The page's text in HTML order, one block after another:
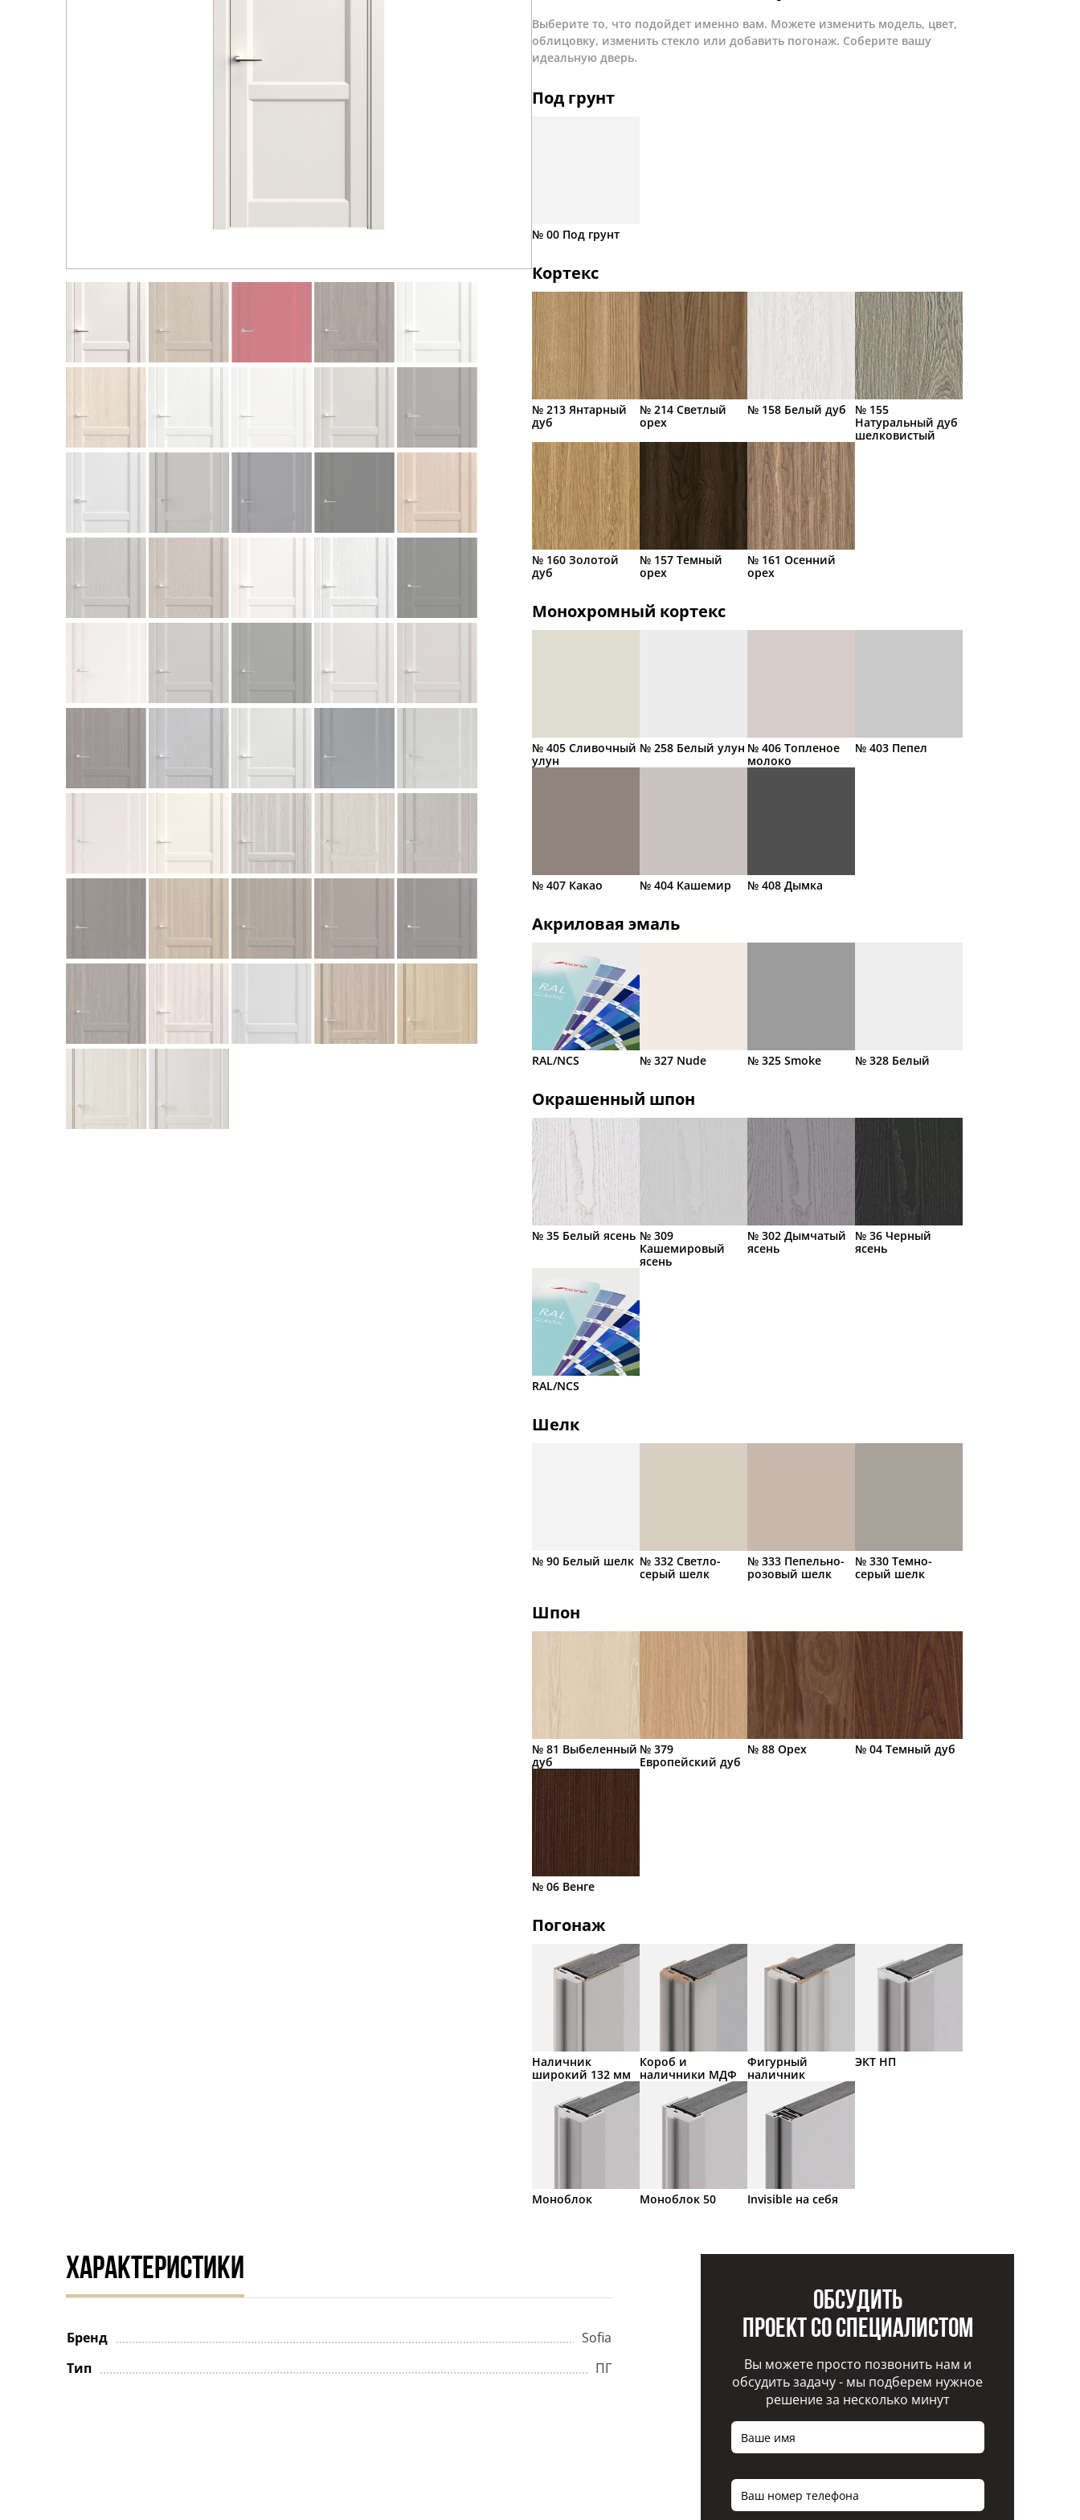
Выберите то, что подойдет именно вам. Можете изменить модель, цвет,
облицовку, изменить стекло или добавить погонаж. Соберите вашу
идеальную дверь.
Под грунт
№ 00 Под грунт
Кортекс
№ 213 Янтарный
дуб
№ 214 Светлый
орех
№ 158 Белый дуб
№ 155
Натуральный дуб
шелковистый
№ 160 Золотой
дуб
№ 157 Темный
орех
№ 161 Осенний
орех
Монохромный кортекс
№ 405 Сливочный
улун
№ 258 Белый улун № 406 Топленое
молоко
№ 403 Пепел
№ 407 Какао № 404 Кашемир № 408 Дымка
Акриловая эмаль
RAL/NCS № 327 Nude № 325 Smoke № 328 Белый
Окрашенный шпон
№ 35 Белый ясень № 309
Кашемировый
ясень
№ 302 Дымчатый
ясень
№ 36 Черный
ясень
RAL/NCS
Шелк
№ 90 Белый шелк № 332 Светло-
серый шелк
№ 333 Пепельно-
розовый шелк
№ 330 Темно-
серый шелк
Шпон
№ 81 Выбеленный
дуб
№ 379
Европейский дуб
№ 88 Орех № 04 Темный дуб
№ 06 Венге
Погонаж
Наличник
широкий 132 мм
Короб и
наличники МДФ
Фигурный
наличник
ЭКТ НП
Моноблок Моноблок 50 Invisible на себя
ХАРАКТЕРИСТИКИ
Бренд
Sofia
Тип
ПГ
Обсудить
проект со специалистом
Вы можете просто позвонить нам и
обсудить задачу - мы подберем нужное
решение за несколько минут